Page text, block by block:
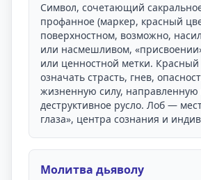
Символ, сочетающий
профанное (маркер, красный
поверхностном, возможно,
или насмешливом,
или ценностной метки.
означать страсть, гнев,
жизненную силу, направленную
деструктивное русло. Лоб —
глаза», центра сознания и
Молитва дьяволу